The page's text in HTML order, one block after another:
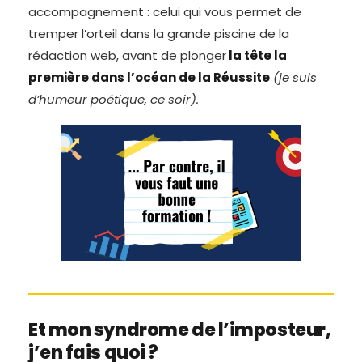
accompagnement : celui qui vous permet de
tremper l’orteil dans la grande piscine de la
rédaction web, avant de plongerla tête la
première dans l’océan de la Réussite (je suis
d’humeur poétique, ce soir).
Et mon syndrome de l’imposteur,
j’en fais quoi ?